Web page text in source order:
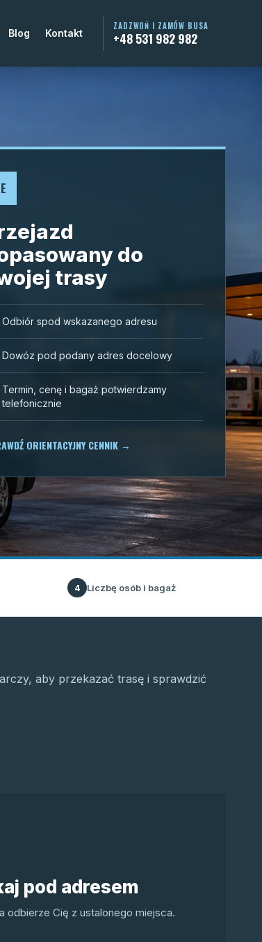
Blog Kontakt
ZADZWOŃ I ZAMÓW BUSA
+48 531 982 982
do
trasy
Odbiór spod wskazanego adresu
Dowóz pod podany adres docelowy
Termin, cenę i bagaż potwierdzamy
telefonicznie
ORIENTACYJNY CENNIK →
4 Liczbę osób i bagaż
aby przekazać trasę i sprawdzić
pod adresem
odbierze Cię z ustalonego miejsca.